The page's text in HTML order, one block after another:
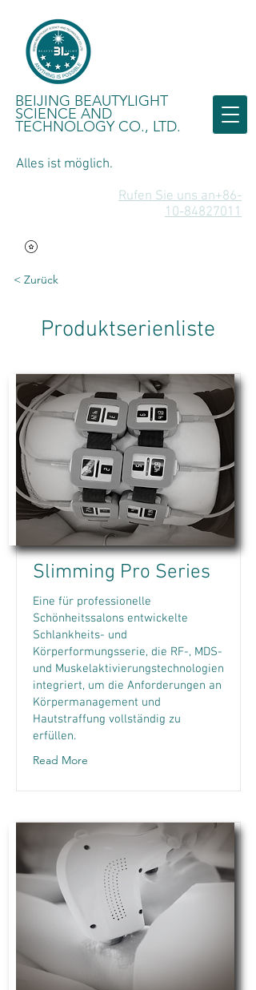
BEIJING BEAUTYLIGHT
SCIENCE AND
TECHNOLOGY CO., LTD.
Alles ist möglich.
Rufen Sie uns an+86-
10-84827011
< Zurück
Produktserienliste
Slimming Pro Series
Eine für professionelle
Schönheitssalons entwickelte
Schlankheits- und
Körperformungsserie, die RF-, MDS-
und Muskelaktivierungstechnologien
integriert, um die Anforderungen an
Körpermanagement und
Hautstraffung vollständig zu
erfüllen.
Read More